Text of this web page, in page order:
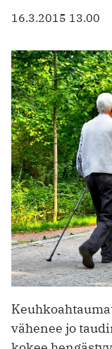
16.3.2015 13.00
vähenee jo